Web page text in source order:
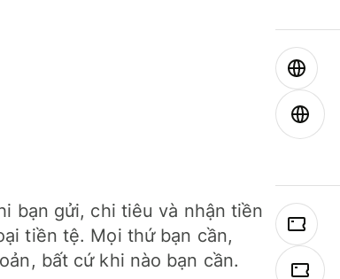
bạn gửi, chi tiêu và nhận tiền
tiền tệ. Mọi thứ bạn cần,
bất cứ khi nào bạn cần.